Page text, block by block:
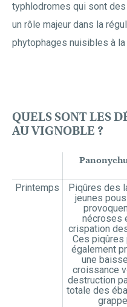
typhlodromes qui sont
un rôle majeur dans la
phytophages nuisibles à la
QUELS SONT LES
AU VIGNOBLE ?
Printemps
Piqûres des
jeunes
nécroses
crispation
Ces piqûres
également
une
croissance
destruction
totale des